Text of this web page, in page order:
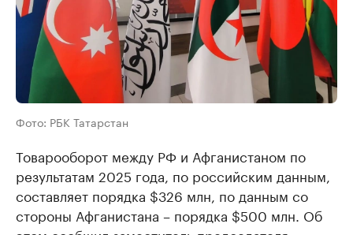
Фото: РБК Татарстан
Товарооборот между РФ и Афганистаном по
результатам 2025 года, по российским данным,
составляет порядка $326 млн, по данным со
стороны Афганистана – порядка $500 млн. Об